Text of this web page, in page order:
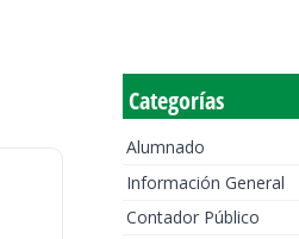
Categorías
Alumnado
Información General
Contador Público